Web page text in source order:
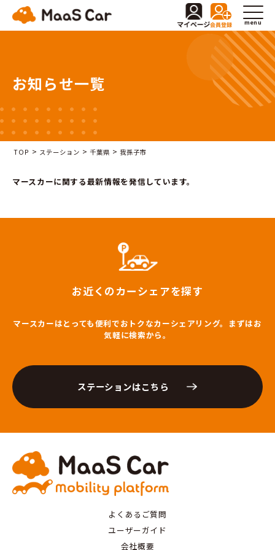
menu
お知らせ一覧
TOP > ステーション >千葉県 >我孫子市
マースカーに関する最新情報を発信しています。
お近くのカーシェアを探す
マースカーはとっても便利でおトクなカーシェアリング。まずはお
気軽に検索から。
ステーションはこちら
よくあるご質問
ユーザーガイド
会社概要